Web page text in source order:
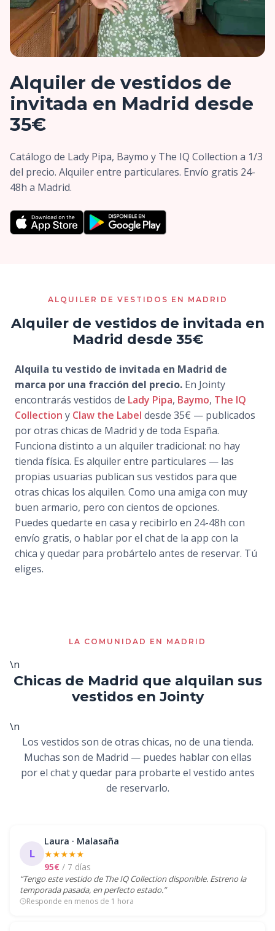
Alquiler de vestidos de
invitada en Madrid desde
35€
Catálogo de Lady Pipa, Baymo y The IQ Collection a 1/3
del precio. Alquiler entre particulares. Envío gratis 24-
48h a Madrid.
ALQUILER DE VESTIDOS EN MADRID
Alquiler de vestidos de invitada en
Madrid desde 35€
Alquila tu vestido de invitada en Madrid de
marca por una fracción del precio. En Jointy
encontrarás vestidos de Lady Pipa, Baymo, The IQ
Collection y Claw the Label desde 35€ — publicados
por otras chicas de Madrid y de toda España.
Funciona distinto a un alquiler tradicional: no hay
tienda física. Es alquiler entre particulares — las
propias usuarias publican sus vestidos para que
otras chicas los alquilen. Como una amiga con muy
buen armario, pero con cientos de opciones.
Puedes quedarte en casa y recibirlo en 24-48h con
envío gratis, o hablar por el chat de la app con la
chica y quedar para probártelo antes de reservar. Tú
eliges.
LA COMUNIDAD EN MADRID
\n
Chicas de Madrid que alquilan sus
vestidos en Jointy
\n
Los vestidos son de otras chicas, no de una tienda.
Muchas son de Madrid — puedes hablar con ellas
por el chat y quedar para probarte el vestido antes
de reservarlo.
L
Laura · Malasaña
★★★★★
95€ / 7 días
“Tengo este vestido de The IQ Collection disponible. Estreno la
temporada pasada, en perfecto estado.”
Responde en menos de 1 hora